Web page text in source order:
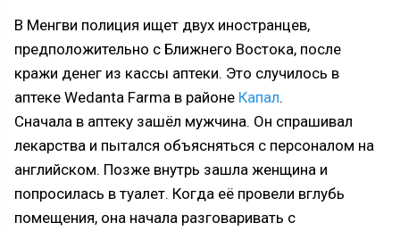
В Менгви полиция ищет двух иностранцев,
предположительно с Ближнего Востока, после
кражи денег из кассы аптеки. Это случилось в
аптеке Wedanta Farma в районе Капал.
Cначала в аптеку зашёл мужчина. Он спрашивал
лекарства и пытался объясняться с персоналом на
английском. Позже внутрь зашла женщина и
попросилась в туалет. Когда её провели вглубь
помещения, она начала разговаривать с